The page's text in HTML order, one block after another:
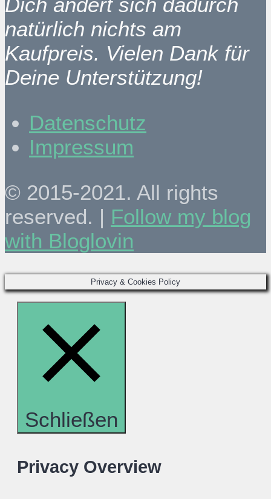
natürlich nichts am
Kaufpreis. Vielen Dank für
Deine Unterstützung!
Datenschutz
Impressum
© 2015-2021. All rights
reserved. | Follow my blog
with Bloglovin
Privacy & Cookies Policy
Schließen
Privacy Overview